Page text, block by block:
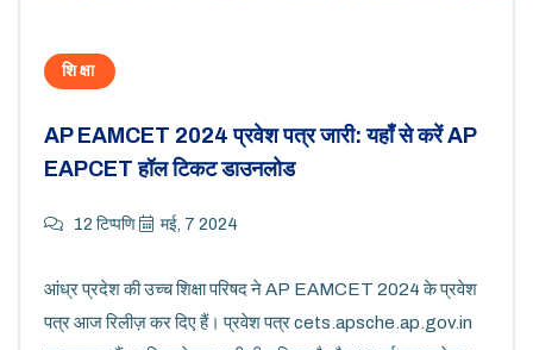
शिक्षा
AP EAMCET 2024 प्रवेश पत्र जारी: यहाँ से करें AP
EAPCET हॉल टिकट डाउनलोड
12 टिप्पणि मई, 7 2024
आंध्र प्रदेश की उच्च शिक्षा परिषद ने AP EAMCET 2024 के प्रवेश
पत्र आज रिलीज़ कर दिए हैं। प्रवेश पत्र cets.apsche.ap.gov.in